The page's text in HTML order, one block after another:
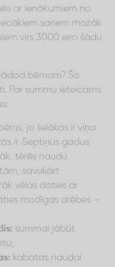
ar ienākumiem no
saņem mazāk
virs 3000 eiro šādu
bērnam? Šo
Par summu ieteicams
jo lielākas ir viņa
ir. Septiņus gadus
tērēs naudu
savukārt
vēlas doties ar
modīgas drēbes –
summai jābūt
kabatas naudai